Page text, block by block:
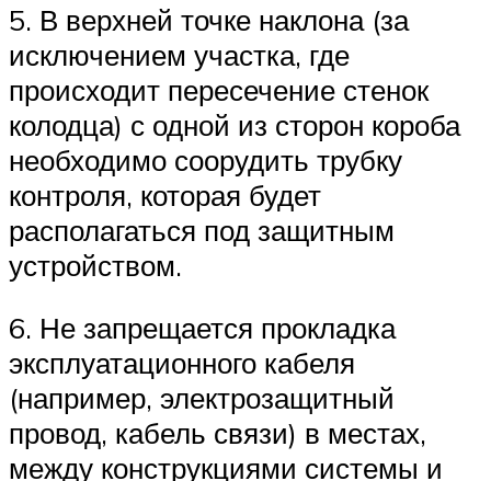
5. В верхней точке наклона (за
исключением участка, где
происходит пересечение стенок
колодца) с одной из сторон короба
необходимо соорудить трубку
контроля, которая будет
располагаться под защитным
устройством.
6. Не запрещается прокладка
эксплуатационного кабеля
(например, электрозащитный
провод, кабель связи) в местах,
между конструкциями системы и